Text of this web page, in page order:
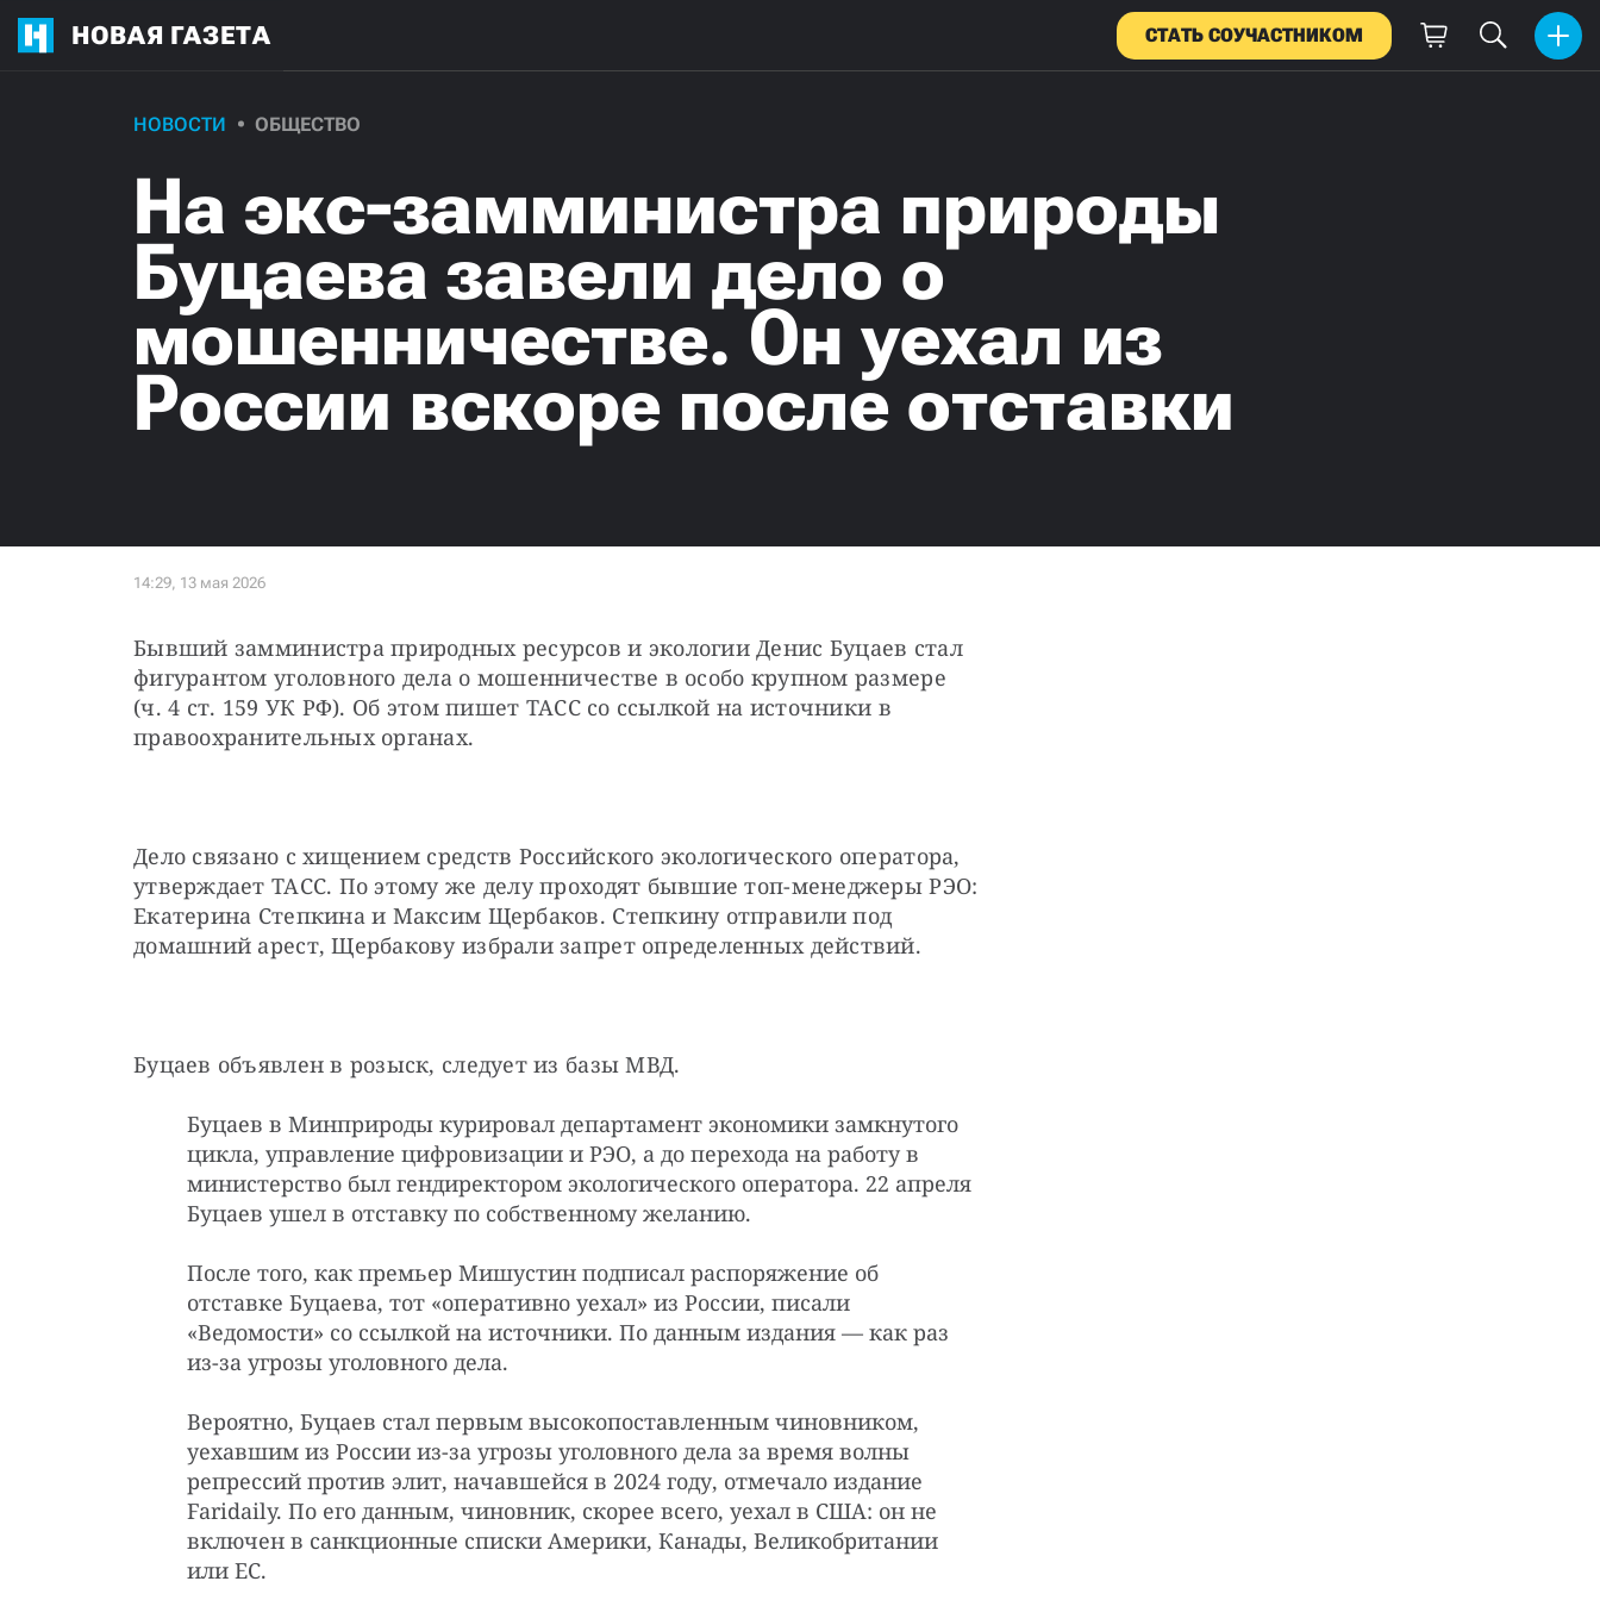
НОВАЯ ГАЗЕТА СТАТЬ СОУЧАСТНИКОМ
НОВОСТИ ОБЩЕСТВО
На экс-замминистра природы
Буцаева завели дело о
мошенничестве. Он уехал из
России вскоре после отставки
Бывший замминистра природных ресурсов и экологии Денис Буцаев стал
фигурантом уголовного дела о мошенничестве в особо крупном размере
(ч. 4 ст. 159 УК РФ). Об этом пишет ТАСС со ссылкой на источники в
правоохранительных органах.
Дело связано с хищением средств Российского экологического оператора,
утверждает ТАСС. По этому же делу проходят бывшие топ-менеджеры РЭО:
Екатерина Степкина и Максим Щербаков. Степкину отправили под
домашний арест, Щербакову избрали запрет определенных действий.
Буцаев объявлен в розыск, следует из базы МВД.
Буцаев в Минприроды курировал департамент экономики замкнутого
цикла, управление цифровизации и РЭО, а до перехода на работу в
министерство был гендиректором экологического оператора. 22 апреля
Буцаев ушел в отставку по собственному желанию.
После того, как премьер Мишустин подписал распоряжение об
отставке Буцаева, тот «оперативно уехал» из России, писали
«Ведомости» со ссылкой на источники. По данным издания — как раз
из-за угрозы уголовного дела.
Вероятно, Буцаев стал первым высокопоставленным чиновником,
уехавшим из России из-за угрозы уголовного дела за время волны
репрессий против элит, начавшейся в 2024 году, отмечало издание
Faridaily. По его данным, чиновник, скорее всего, уехал в США: он не
включен в санкционные списки Америки, Канады, Великобритании
или ЕС.